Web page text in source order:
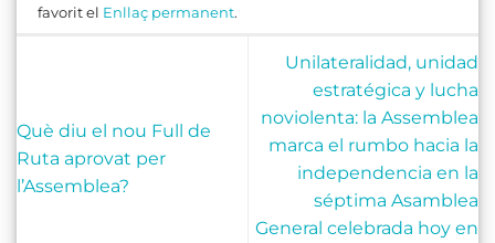
favorit el Enllaç permanent.
Què diu el nou Full de
Ruta aprovat per
l’Assemblea?
Unilateralidad, unidad
estratégica y lucha
noviolenta: la Assemblea
marca el rumbo hacia la
independencia en la
séptima Asamblea
General celebrada hoy en